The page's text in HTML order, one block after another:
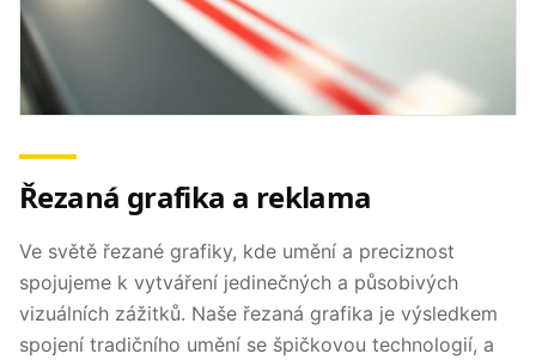
Řezaná grafika a reklama
Ve světě řezané grafiky, kde umění a preciznost
spojujeme k vytváření jedinečných a působivých
vizuálních zážitků. Naše řezaná grafika je výsledkem
spojení tradičního umění se špičkovou technologií, a